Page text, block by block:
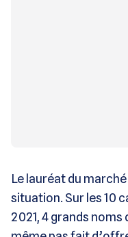
Le lauréat du
situation. Sur les 10
2021, 4 grands